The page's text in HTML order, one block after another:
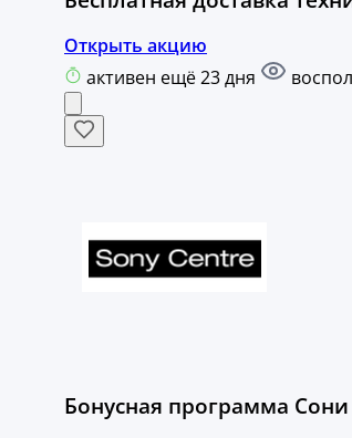
Открыть акцию
активен ещё 23 дня
Бонусная программа